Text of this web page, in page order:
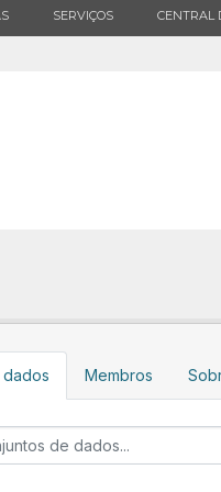
ESTADO
SERVIÇOS ESTADO
CENTRAL
Membros